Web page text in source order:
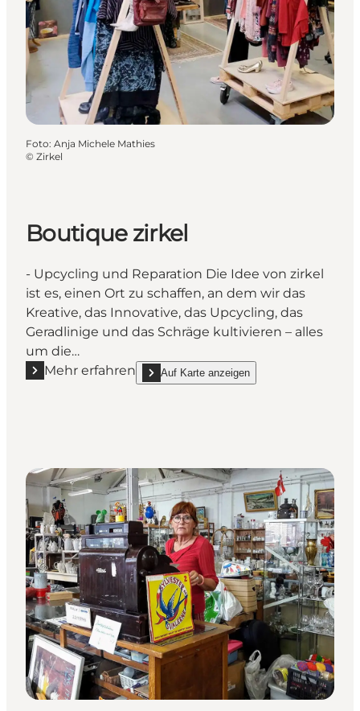
Foto: Anja Michele Mathies
© Zirkel
Boutique zirkel
- Upcycling und Reparation Die Idee von zirkel
ist es, einen Ort zu schaffen, an dem wir das
Kreative, das Innovative, das Upcycling, das
Geradlinige und das Schräge kultivieren – alles
um die…
Mehr erfahren
Mehr erfahren "Boutique zirkel"
Auf Karte anzeigen
show Boutique zirkel on_map